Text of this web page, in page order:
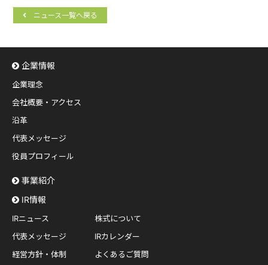
ニュース一覧へ戻る
企業情報
企業理念
会社概要・アクセス
沿革
代表メッセージ
役員プロフィール
事業紹介
IR情報
IRニュース
代表メッセージ
経営方針・体制
株式について
IRカレンダー
よくあるご質問